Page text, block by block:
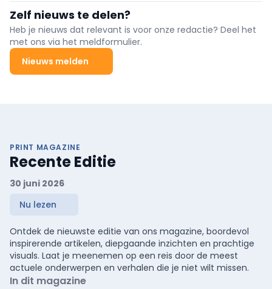
originele manier voorgesteld.
Zelf nieuws te delen?
Heb je nieuws dat relevant is voor onze redactie? Deel het
met ons via het meldformulier.
Nieuws melden
PRINT MAGAZINE
Recente Editie
30 juni 2026
Nu lezen
Ontdek de nieuwste editie van ons magazine, boordevol
inspirerende artikelen, diepgaande inzichten en prachtige
visuals. Laat je meenemen op een reis door de meest
actuele onderwerpen en verhalen die je niet wilt missen.
In dit magazine